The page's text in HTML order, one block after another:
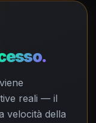
reali — il
velocità della